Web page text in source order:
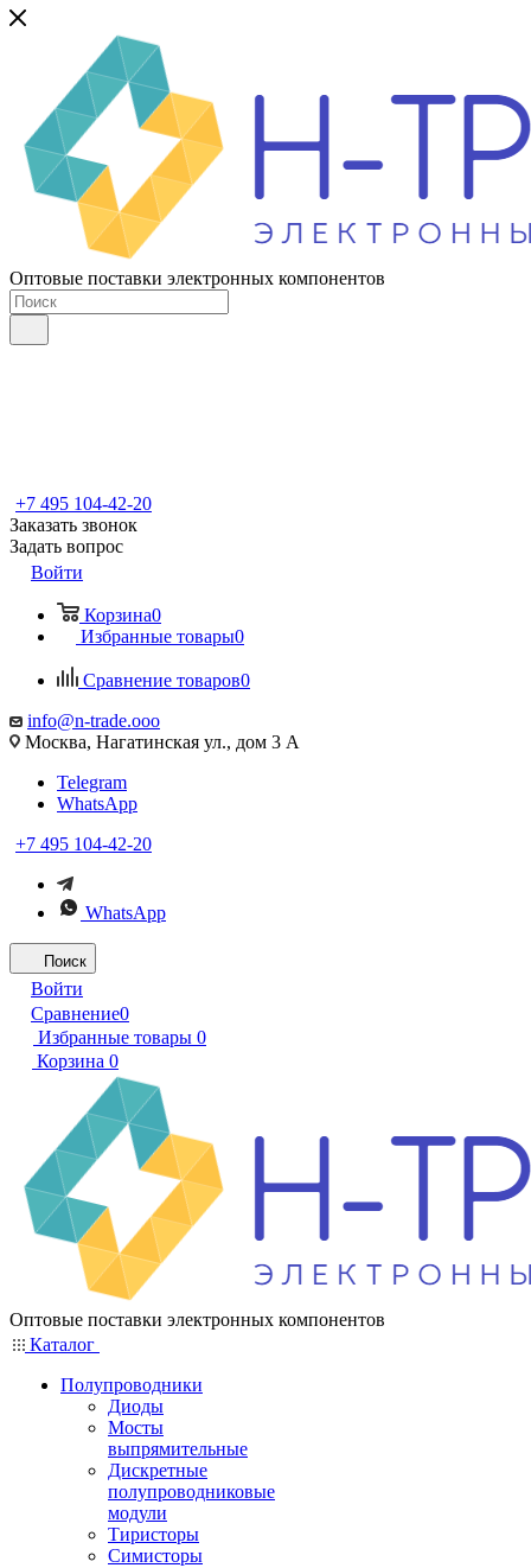
Оптовые поставки электронных компонентов
+7 495 104-42-20
Заказать звонок
Задать вопрос
Войти
Корзина0
Избранные товары0
Сравнение товаров0
info@n-trade.ooo
Москва, Нагатинская ул., дом 3 А
Telegram
WhatsApp
+7 495 104-42-20
WhatsApp
Поиск
Войти
Сравнение0
Избранные товары 0
Корзина 0
Оптовые поставки электронных компонентов
Каталог
Полупроводники
Диоды
Мосты
выпрямительные
Дискретные
полупроводниковые
модули
Тиристоры
Симисторы